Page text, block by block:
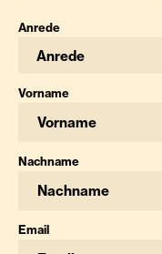
Anrede
Anrede
Vorname
Nachname
Email